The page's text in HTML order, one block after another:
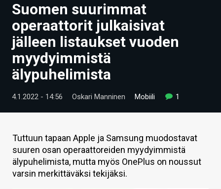
UUTISET
ARTIKKELIT
VIDEOT
TECHBBS
TIETOA
KAUPPA
VAIHDA TEEMA
Suomen suurimmat
operaattorit julkaisivat
jälleen listaukset vuoden
myydyimmistä
älypuhelimista
4.1.2022 - 14:56 Oskari Manninen Mobiili 1
Tuttuun tapaan Apple ja Samsung muodostavat
suuren osan operaattoreiden myydyimmistä
älypuhelimista, mutta myös OnePlus on noussut
varsin merkittäväksi tekijäksi.